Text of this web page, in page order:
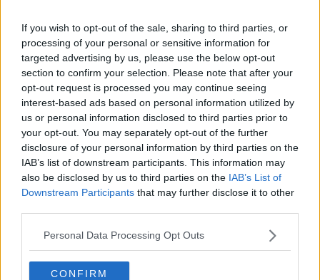
If you wish to opt-out of the sale, sharing to third parties, or
processing of your personal or sensitive information for
targeted advertising by us, please use the below opt-out
section to confirm your selection. Please note that after your
opt-out request is processed you may continue seeing
interest-based ads based on personal information utilized by
us or personal information disclosed to third parties prior to
your opt-out. You may separately opt-out of the further
disclosure of your personal information by third parties on the
IAB’s list of downstream participants. This information may
also be disclosed by us to third parties on the IAB’s List of
Downstream Participants that may further disclose it to other
Personal Data Processing Opt Outs
CONFIRM
20 de rețete de salate de vară fără prelucrare termică
06.08.2026